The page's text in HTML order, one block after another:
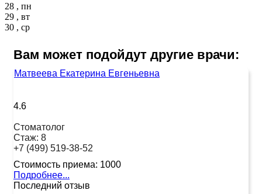
28 , пн
29 , вт
30 , ср
Вам может подойдут другие врачи:
Матвеева Екатерина Евгеньевна
4.6
Стоматолог
Стаж: 8
+7 (499) 519-38-52
Стоимость приема: 1000
Подробнее...
Последний отзыв